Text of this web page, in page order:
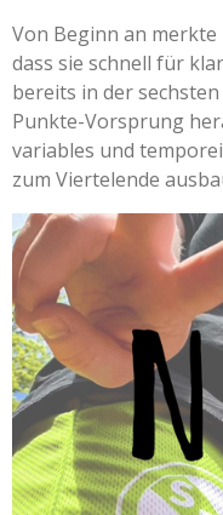
Von Beginn an merkte
dass sie schnell für
bereits in der
Punkte-Vorsprung
variables und
zum Viertelende